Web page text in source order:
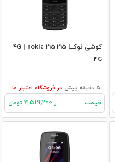
گوشی نوکیا 215 4G | nokia 215
4G
51 دقیقه پیش در فروشگاه اعتبار ما
قیمت از تومان